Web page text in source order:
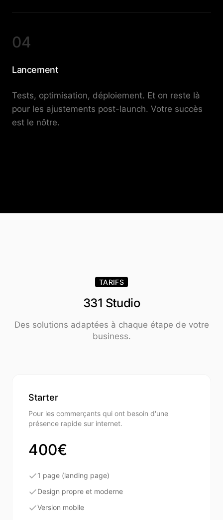
04
Lancement
Tests, optimisation, déploiement. Et on reste là
pour les ajustements post-launch. Votre succès
est le nôtre.
TARIFS
331 Studio
Des solutions adaptées à chaque étape de votre
business.
Starter
Pour les commerçants qui ont besoin d'une
présence rapide sur internet.
400€
1 page (landing page)
Design propre et moderne
Version mobile